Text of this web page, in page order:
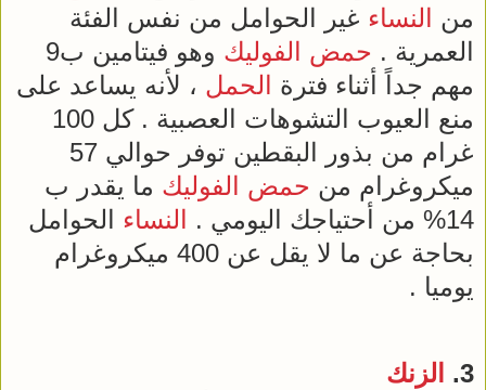
من النساء غير الحوامل من نفس الفئة
العمرية . حمض الفوليك
وهو فيتامين ب9
مهم جداً أثناء فترة الحمل ، لأنه يساعد على
منع العيوب التشوهات العصبية . كل 100
غرام من بذور البقطين توفر حوالي 57
ميكروغرام من حمض الفوليك ما يقدر ب
14% من أحتياجك اليومي .
النساء الحوامل
بحاجة عن ما لا يقل عن 400 ميكروغرام
يوميا .
3.
الزنك